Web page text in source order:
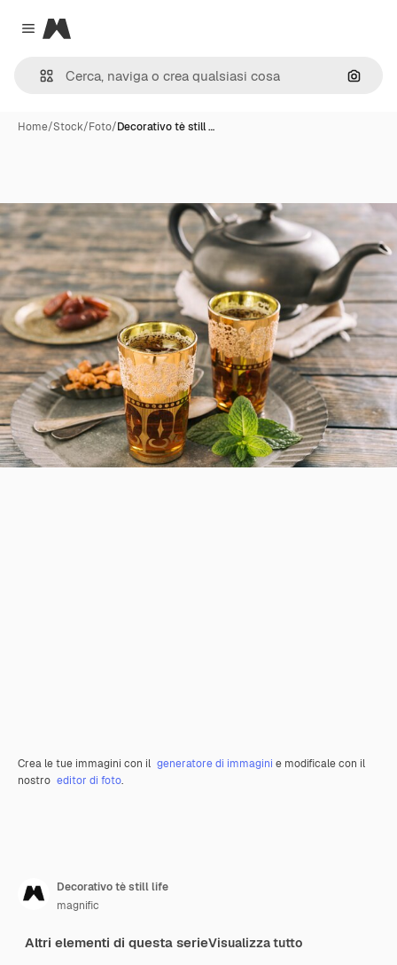
Close menu
Magnific
Cerca
Home/Stock/Foto/Decorativo tè still …
Crea le tue immagini con il generatore di immagini e modificale con il
nostro editor di foto.
Decorativo tè still life
magnific
Altri elementi di questa serieVisualizza tutto